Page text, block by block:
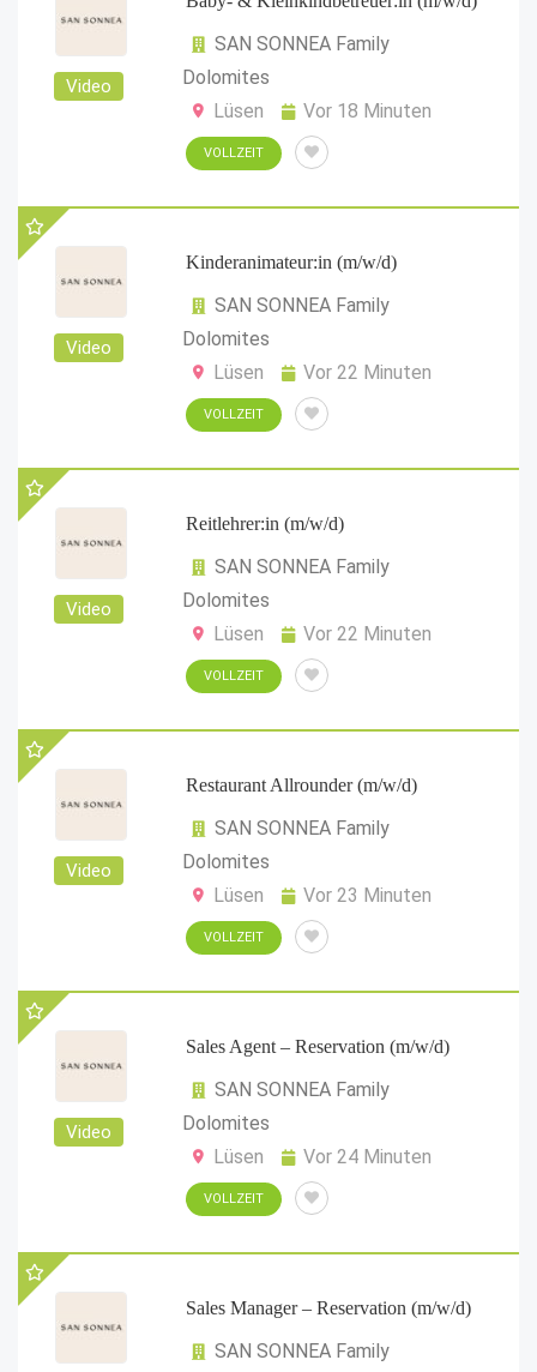
Video
SAN SONNEA Family
Dolomites
Lüsen
Vor 18 Minuten
VOLLZEIT
Video
Kinderanimateur:in (m/w/d)
SAN SONNEA Family
Dolomites
Lüsen
Vor 22 Minuten
VOLLZEIT
Video
Reitlehrer:in (m/w/d)
SAN SONNEA Family
Dolomites
Lüsen
Vor 22 Minuten
VOLLZEIT
Video
Restaurant Allrounder (m/w/d)
SAN SONNEA Family
Dolomites
Lüsen
Vor 23 Minuten
VOLLZEIT
Video
Sales Agent – Reservation (m/w/d)
SAN SONNEA Family
Dolomites
Lüsen
Vor 24 Minuten
VOLLZEIT
Sales Manager – Reservation (m/w/d)
SAN SONNEA Family